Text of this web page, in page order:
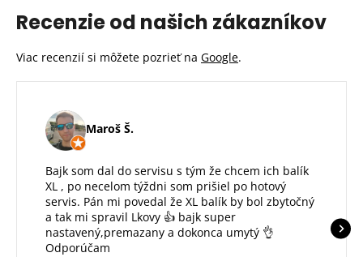
Recenzie od našich zákazníkov
Viac recenzií si môžete pozrieť na Google.
Maroš Š.
Bajk som dal do servisu s tým že chcem ich balík
XL , po necelom týždni som prišiel po hotový
servis. Pán mi povedal že XL balík by bol zbytočný
a tak mi spravil Lkovy 👍 bajk super
nastavený,premazany a dokonca umytý 👌
Odporúčam